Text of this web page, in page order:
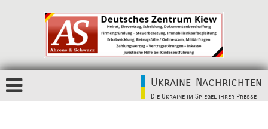
Ukraine-Nachrichten
Die Ukraine im Spiegel ihrer Presse